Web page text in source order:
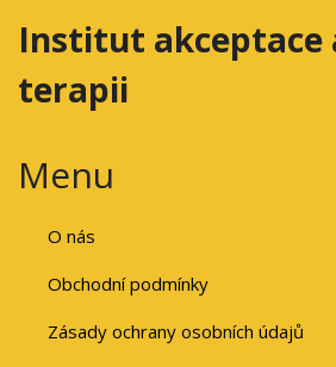
Institut akceptace
terapii
Menu
O nás
Obchodní podmínky
Zásady ochrany osobních údajů